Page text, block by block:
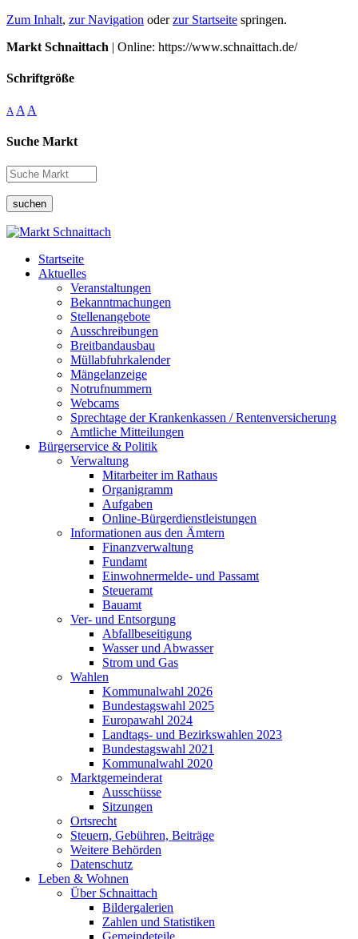
Zum Inhalt, zur Navigation oderzur Startseite springen.
Markt Schnaittach | Online: https://www.schnaittach.de/
Schriftgröße
A A A
Suche Markt
suchen
Startseite
Aktuelles
Veranstaltungen
Bekanntmachungen
Stellenangebote
Ausschreibungen
Breitbandausbau
Müllabfuhrkalender
Mängelanzeige
Notrufnummern
Webcams
Sprechtage der Krankenkassen / Rentenversicherung
Amtliche Mitteilungen
Bürgerservice & Politik
Verwaltung
Mitarbeiter im Rathaus
Organigramm
Aufgaben
Online-Bürgerdienstleistungen
Informationen aus den Ämtern
Finanzverwaltung
Fundamt
Einwohnermelde- und Passamt
Steueramt
Bauamt
Ver- und Entsorgung
Abfallbeseitigung
Wasser und Abwasser
Strom und Gas
Wahlen
Kommunalwahl 2026
Bundestagswahl 2025
Europawahl 2024
Landtags- und Bezirkswahlen 2023
Bundestagswahl 2021
Kommunalwahl 2020
Marktgemeinderat
Ausschüsse
Sitzungen
Ortsrecht
Steuern, Gebühren, Beiträge
Weitere Behörden
Datenschutz
Leben & Wohnen
Über Schnaittach
Bildergalerien
Zahlen und Statistiken
Gemeindeteile